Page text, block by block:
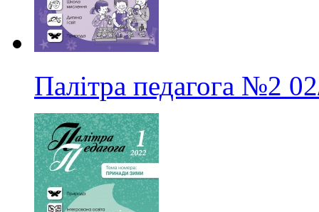
Палітра педагога №2